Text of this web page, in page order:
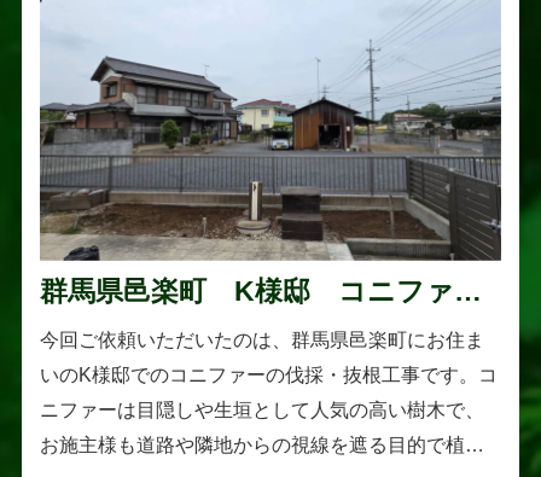
群馬県邑楽町 K様邸 コニファー
伐採・抜根工事
今回ご依頼いただいたのは、群馬県邑楽町にお住ま
いのK様邸でのコニファーの伐採・抜根工事です。コ
ニファーは目隠しや生垣として人気の高い樹木で、
お施主様も道路や隣地からの視線を遮る目的で植え